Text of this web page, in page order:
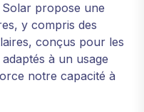
propose une
y compris des
conçus pour les
à un usage
notre capacité à